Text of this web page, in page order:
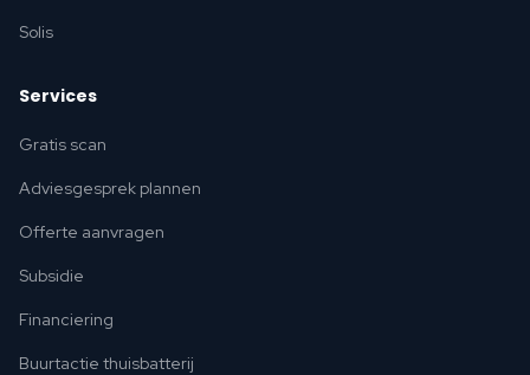
Solis
Services
Gratis scan
Adviesgesprek plannen
Offerte aanvragen
Subsidie
Financiering
Buurtactie thuisbatterij